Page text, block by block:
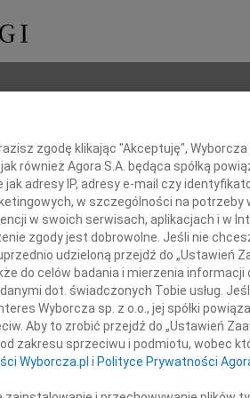
Imię i
INNE
Jerzy
Z
Dnia
zgodę klikając "Akceptuję",
również Agora S.A. będąca spółką
adresy IP, adresy e-mail czy
w szczególności na potrzeby
w swoich serwisach, aplikacjach i w
zgody jest dobrowolne. Jeśli nie
udzieloną przejdź do „Ustawień
do celów badania i mierzenia
dot. świadczonych Tobie usług.
Wyborcza sp. z o.o., jej spółki
Aby to zrobić przejdź do „Ustawień
zakresu sprzeciwu i podmiotu, wobec
Wyborcza.pl i Polityce Prywatności